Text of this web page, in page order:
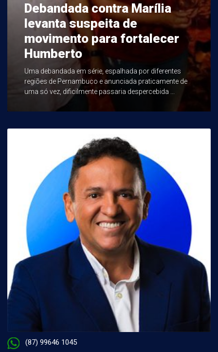
Debandada contra Marília
levanta suspeita de
movimento para fortalecer
Humberto
Uma debandada em série, espalhada por diferentes
regiões de Pernambuco e anunciada praticamente de
uma só vez, dificilmente passaria despercebida ...
(87) 99646 1045